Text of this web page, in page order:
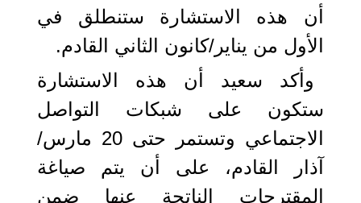
أن هذه الاستشارة ستنطلق في
الأول من يناير/كانون الثاني القادم.
وأكد سعيد أن هذه الاستشارة
ستكون على شبكات التواصل
الاجتماعي وتستمر حتى 20 مارس/
آذار القادم، على أن يتم صياغة
المقترحات الناتجة عنها ضمن